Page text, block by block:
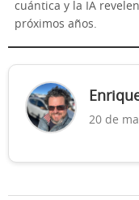
cuántica y la IA
próximos años.
20 de